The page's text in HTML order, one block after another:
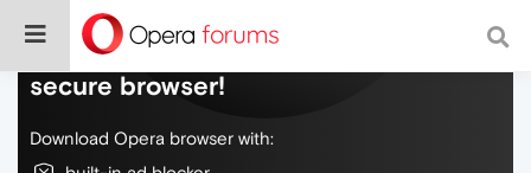
Do more on the web, with a fast and
secure browser!
Download Opera browser with: